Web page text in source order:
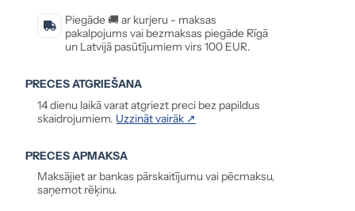
Piegāde 🚚 ar kurjeru - maksas
pakalpojums vai bezmaksas piegāde Rīgā
un Latvijā pasūtījumiem virs 100 EUR.
PRECES ATGRIEŠANA
14 dienu laikā varat atgriezt preci bez papildus
skaidrojumiem. Uzzināt vairāk ↗
PRECES APMAKSA
Maksājiet ar bankas pārskaitījumu vai pēcmaksu,
saņemot rēķinu.